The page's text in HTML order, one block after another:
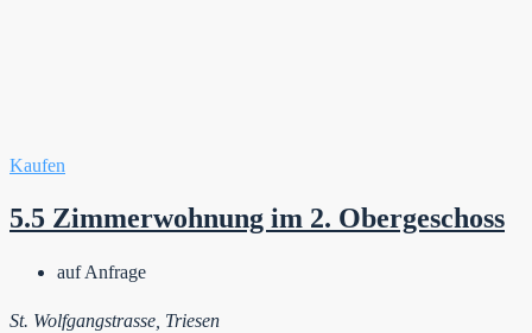
Kaufen
5.5 Zimmerwohnung im 2. Obergeschoss
auf Anfrage
St. Wolfgangstrasse, Triesen